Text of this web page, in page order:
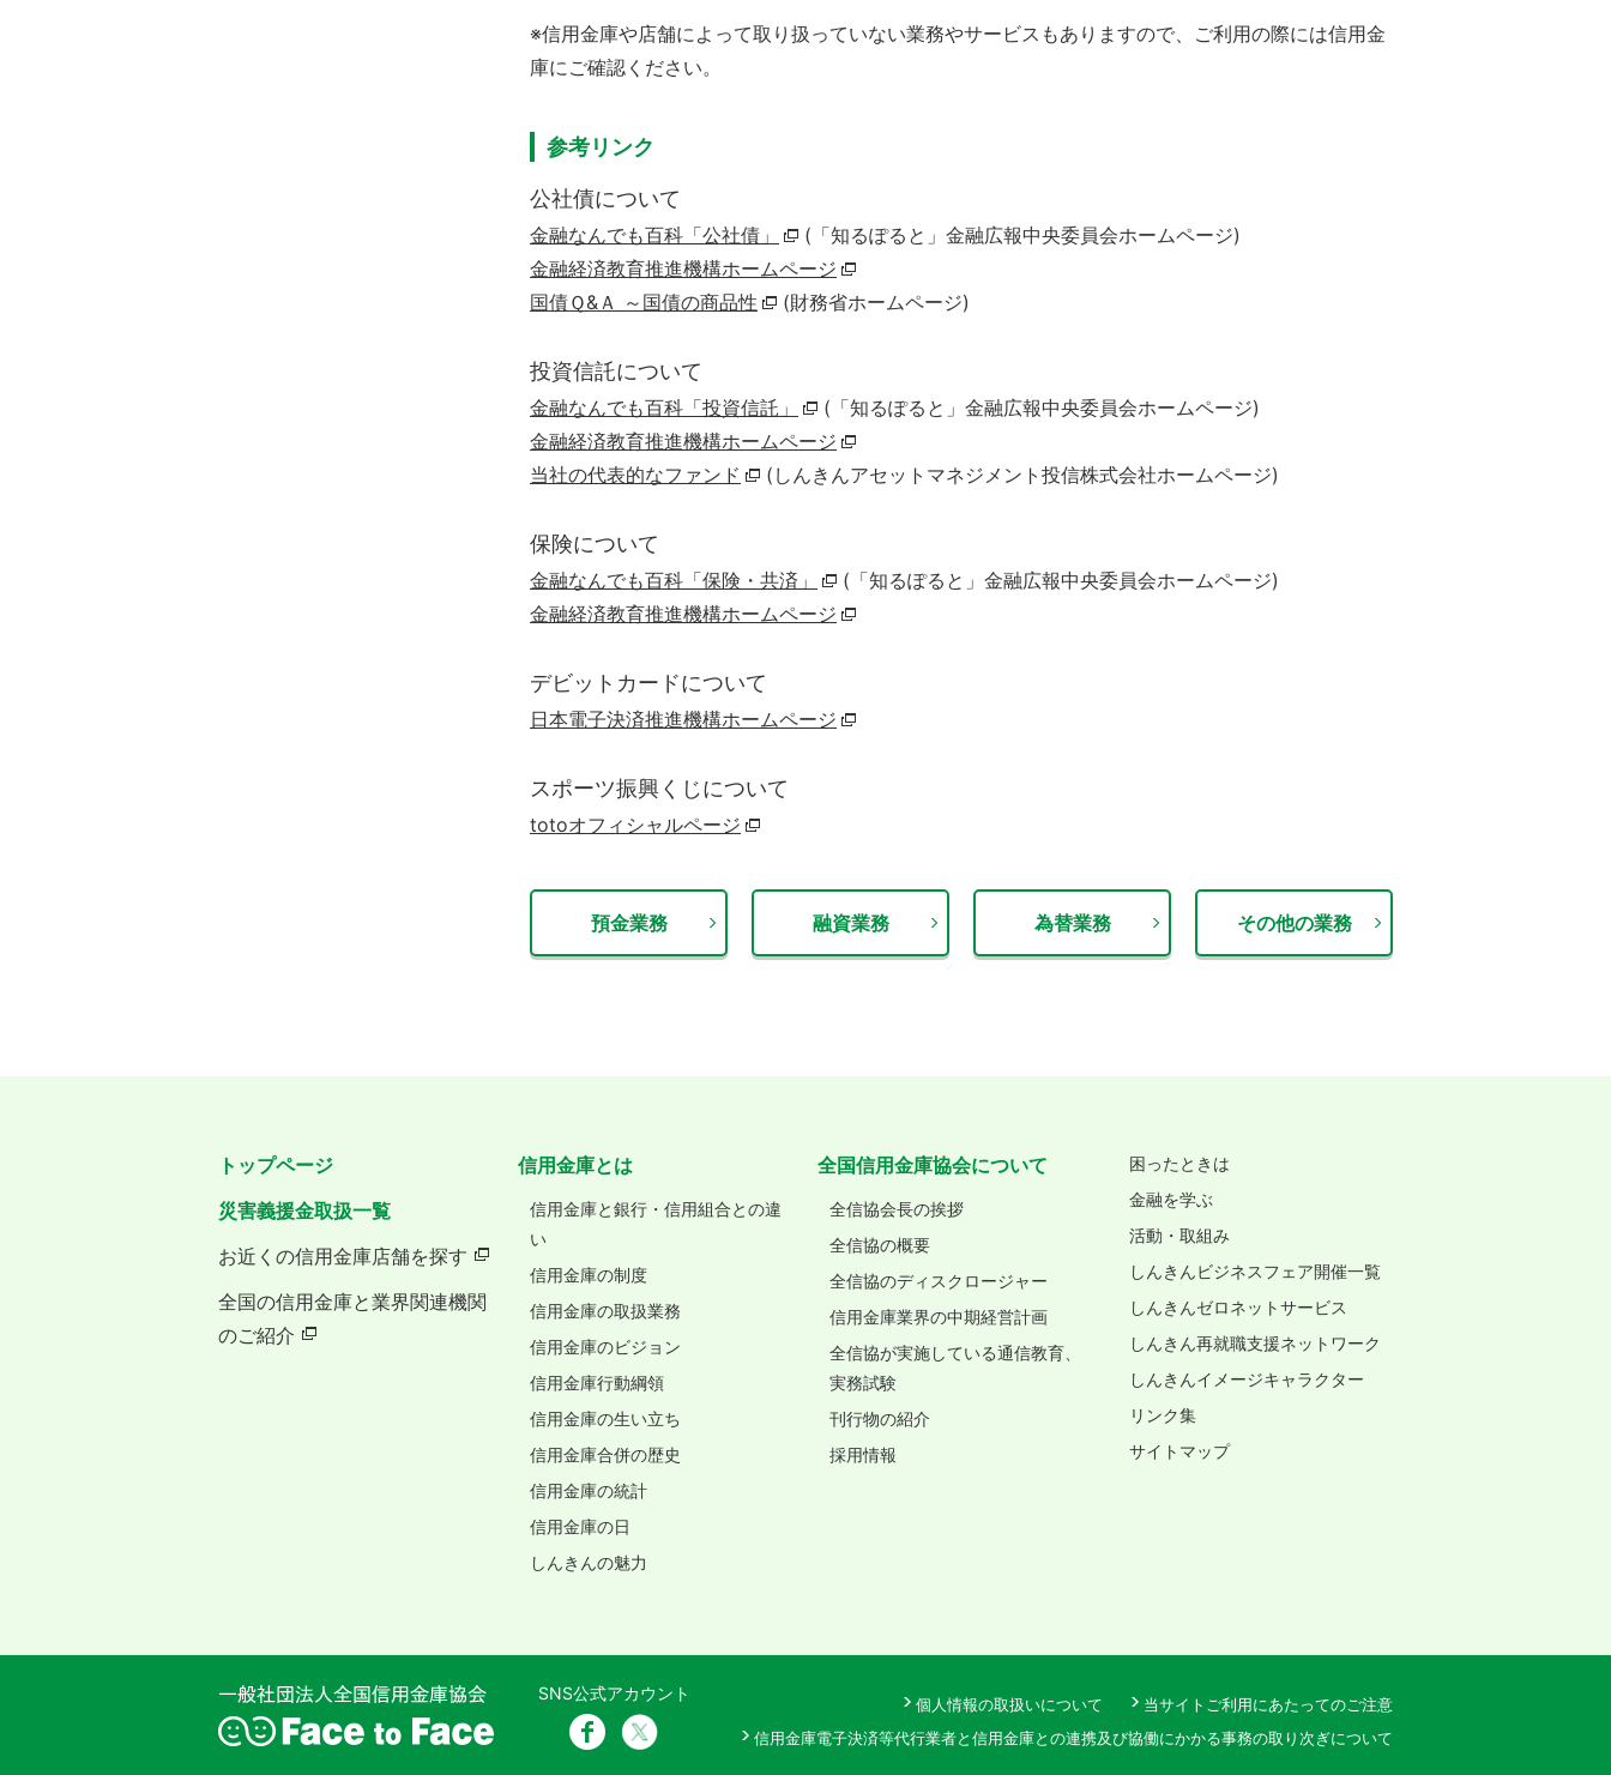
※信用金庫や店舗によって取り扱っていない業務やサービスもありますので、ご利用の際には信用金
庫にご確認ください。
参考リンク
公社債について
金融なんでも百科「公社債」
(「知るぽると」金融広報中央委員会ホームページ)
金融経済教育推進機構ホームページ
国債Ｑ&Ａ ～国債の商品性
(財務省ホームページ)
投資信託について
金融なんでも百科「投資信託」
(「知るぽると」金融広報中央委員会ホームページ)
金融経済教育推進機構ホームページ
当社の代表的なファンド
(しんきんアセットマネジメント投信株式会社ホームページ)
保険について
金融なんでも百科「保険・共済」
(「知るぽると」金融広報中央委員会ホームページ)
金融経済教育推進機構ホームページ
デビットカードについて
日本電子決済推進機構ホームページ
スポーツ振興くじについて
totoオフィシャルページ
預金業務 融資業務 為替業務 その他の業務
トップページ
災害義援金取扱一覧
お近くの信用金庫店舗を探す
全国の信用金庫と業界関連機関
のご紹介
信用金庫とは
信用金庫と銀行・信用組合との違
い
信用金庫の制度
信用金庫の取扱業務
信用金庫のビジョン
信用金庫行動綱領
信用金庫の生い立ち
信用金庫合併の歴史
信用金庫の統計
信用金庫の日
しんきんの魅力
全国信用金庫協会について
全信協会長の挨拶
全信協の概要
全信協のディスクロージャー
信用金庫業界の中期経営計画
全信協が実施している通信教育、
実務試験
刊行物の紹介
採用情報
困ったときは
金融を学ぶ
活動・取組み
しんきんビジネスフェア開催一覧
しんきんゼロネットサービス
しんきん再就職支援ネットワーク
しんきんイメージキャラクター
リンク集
サイトマップ
個人情報の取扱いについて
当サイトご利用にあたってのご注意
信用金庫電子決済等代行業者と信用金庫との連携及び協働にかかる事務の取り次ぎについて
SNS公式アカウント